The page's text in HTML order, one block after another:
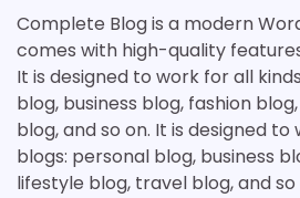
Complete Blog is a modern
comes with high-quality
It is designed to work for all
blog, business blog, fashion
blog, and so on. It is designed
blogs: personal blog, business
lifestyle blog, travel blog, and so